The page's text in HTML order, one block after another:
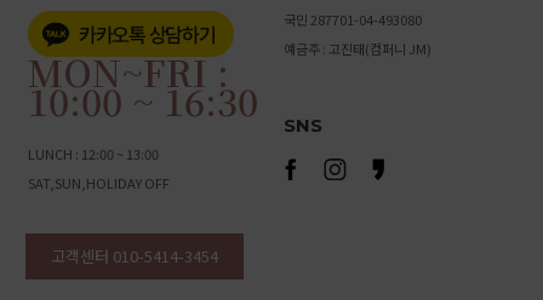
MON~FRI :
10:00 ~ 16:30
LUNCH : 12:00 ~ 13:00
SAT,SUN,HOLIDAY OFF
고객센터 010-5414-3454
국민 287701-04-493080
예금주 : 고진태(컴퍼니 JM)
SNS